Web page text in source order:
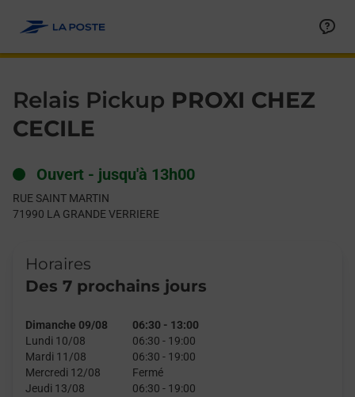
Relais Pickup PROXI CHEZ
CECILE
Ouvert - jusqu'à 13h00
RUE SAINT MARTIN
71990 LA GRANDE VERRIERE
Horaires
Des 7 prochains jours
Dimanche 09/08 06:30 - 13:00
Lundi 10/08
06:30 - 19:00
Mardi 11/08
06:30 - 19:00
Mercredi 12/08
Fermé
Jeudi 13/08
06:30 - 19:00